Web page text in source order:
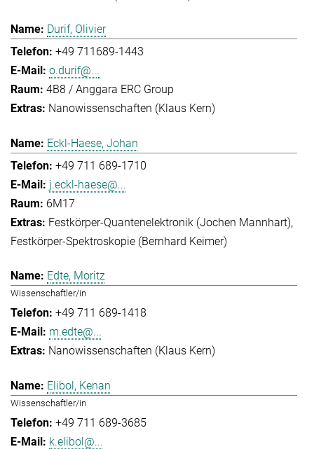
Durif, Olivier
+49 711689-1443
o.durif@...
4B8 / Anggara ERC Group
Nanowissenschaften (Klaus Kern)
Eckl-Haese, Johan
+49 711 689-1710
j.eckl-haese@...
6M17
Festkörper-Quantenelektronik (Jochen Mannhart)
Festkörper-Spektroskopie (Bernhard Keimer)
Edte, Moritz
Wissenschaftler/in
+49 711 689-1418
m.edte@...
Nanowissenschaften (Klaus Kern)
Elibol, Kenan
Wissenschaftler/in
+49 711 689-3685
k.elibol@...